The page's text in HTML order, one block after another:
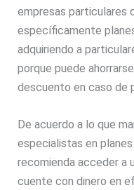
empresas particulares
específicamente
adquiriendo a
porque puede
descuento en caso de
De acuerdo a lo que
especialistas en
recomienda acceder a
cuente con dinero en